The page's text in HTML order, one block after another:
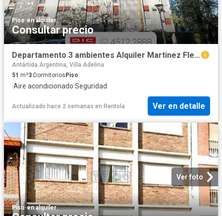
Piso·en alquiler
Consultar precio
Departamento 3 ambientes Alquiler Martinez Fleming/Panamericana
Antártida Argentina, Villa Adelina
51 m²3 DormitoriosPiso
·Aire acondicionado·Seguridad
Actualizado hace 2 semanas en Rentola Ver en detalle
Ver foto
Piso·en alquiler